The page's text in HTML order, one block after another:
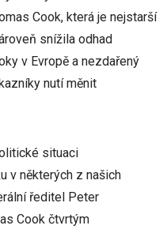
Cook, která je nejstarší
snížila odhad
v Evropě a nezdařený
nutí měnit
situaci
v některých z našich
ředitel Peter
Cook čtvrtým